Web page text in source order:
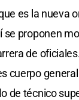
es la nueva
se proponen
de
cuerpo
de técnico